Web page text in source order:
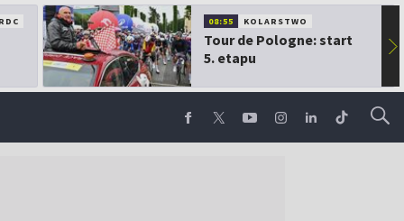
08:55 KOLARSTWO
Tour de Pologne: start
5. etapu
▶